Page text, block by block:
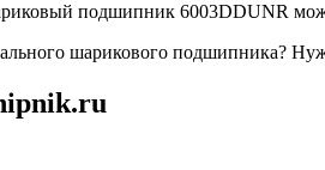
подшипник 6003DDUNR
шарикового подшипника?